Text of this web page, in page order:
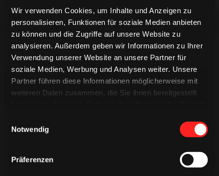
Wir verwenden Cookies, um Inhalte und Anzeigen zu
personalisieren, Funktionen für soziale Medien anbieten
zu können und die Zugriffe auf unsere Website zu
analysieren. Außerdem geben wir Informationen zu Ihrer
Verwendung unserer Website an unsere Partner für
soziale Medien, Werbung und Analysen weiter. Unsere
Partner führen diese Informationen möglicherweise mit
weiteren Daten zusammen, die Sie ihnen bereitgestellt
Notwendig
Präferenzen
LIVETICKER
EREIGNISSE
PREGAME QUIZ
SPIELBERICHT
MINIGAME